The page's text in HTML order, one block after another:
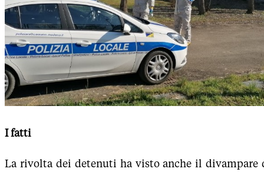
I fatti
La rivolta dei detenuti ha visto anche il divampare